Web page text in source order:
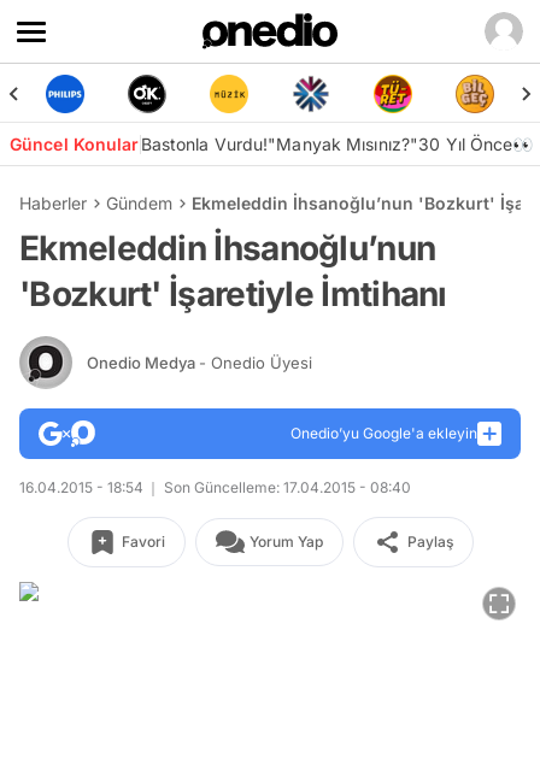
Güncel KonularBastonla Vurdu!"Manyak Mısınız?"30 Yıl Önce👀
Haberler Gündem Ekmeleddin İhsanoğlu’nun 'Bozkurt'
Ekmeleddin İhsanoğlu’nun
'Bozkurt' İşaretiyle İmtihanı
Onedio Medya - Onedio Üyesi
Onedio’yu Google'a ekleyin
16.04.2015 - 18:54 Son Güncelleme: 17.04.2015 - 08:40
Favori Yorum Yap Paylaş